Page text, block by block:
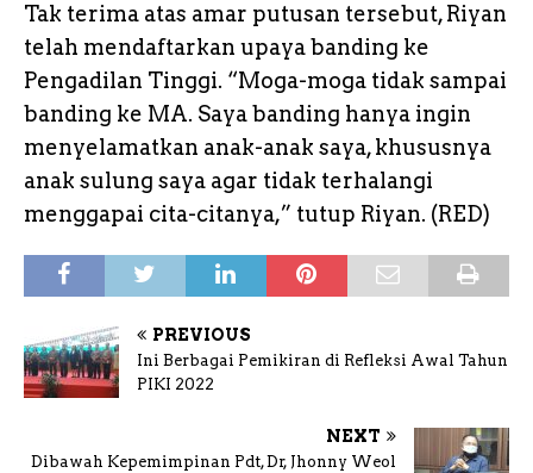
Tak terima atas amar putusan tersebut, Riyan
telah mendaftarkan upaya banding ke
Pengadilan Tinggi. “Moga-moga tidak sampai
banding ke MA. Saya banding hanya ingin
menyelamatkan anak-anak saya, khususnya
anak sulung saya agar tidak terhalangi
menggapai cita-citanya,” tutup Riyan. (RED)
PREVIOUS
Ini Berbagai Pemikiran di Refleksi Awal Tahun
PIKI 2022
NEXT
Dibawah Kepemimpinan Pdt, Dr, Jhonny Weol